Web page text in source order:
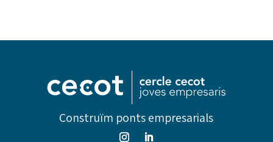
Construïm ponts empresarials